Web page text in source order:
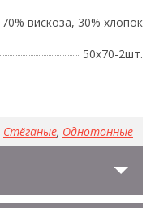
70% вискоза, 30% хлопок
50х70-2шт.
Стёганые, Однотонные